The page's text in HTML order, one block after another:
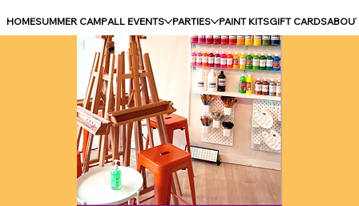
HOMESUMMER CAMPALL EVENTS PARTIES PAINT KITSGIFT CARDS